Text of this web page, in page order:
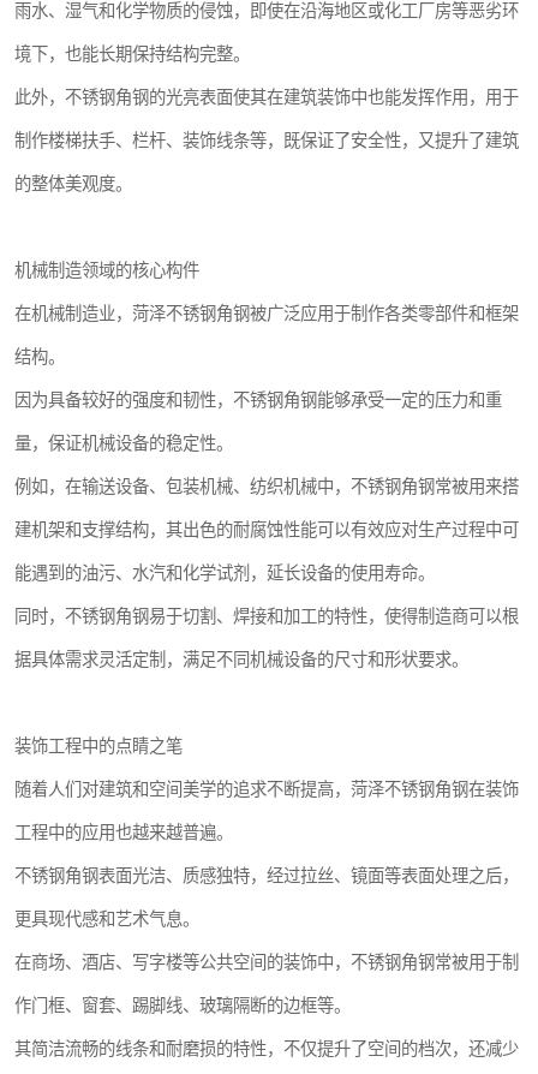
雨水、湿气和化学物质的侵蚀，即使在沿海地区或化工厂房等恶劣环
境下，也能长期保持结构完整。
此外，不锈钢角钢的光亮表面使其在建筑装饰中也能发挥作用，用于
制作楼梯扶手、栏杆、装饰线条等，既保证了安全性，又提升了建筑
的整体美观度。
机械制造领域的核心构件
在机械制造业，菏泽不锈钢角钢被广泛应用于制作各类零部件和框架
结构。
因为具备较好的强度和韧性，不锈钢角钢能够承受一定的压力和重
量，保证机械设备的稳定性。
例如，在输送设备、包装机械、纺织机械中，不锈钢角钢常被用来搭
建机架和支撑结构，其出色的耐腐蚀性能可以有效应对生产过程中可
能遇到的油污、水汽和化学试剂，延长设备的使用寿命。
同时，不锈钢角钢易于切割、焊接和加工的特性，使得制造商可以根
据具体需求灵活定制，满足不同机械设备的尺寸和形状要求。
装饰工程中的点睛之笔
随着人们对建筑和空间美学的追求不断提高，菏泽不锈钢角钢在装饰
工程中的应用也越来越普遍。
不锈钢角钢表面光洁、质感独特，经过拉丝、镜面等表面处理之后，
更具现代感和艺术气息。
在商场、酒店、写字楼等公共空间的装饰中，不锈钢角钢常被用于制
作门框、窗套、踢脚线、玻璃隔断的边框等。
其简洁流畅的线条和耐磨损的特性，不仅提升了空间的档次，还减少